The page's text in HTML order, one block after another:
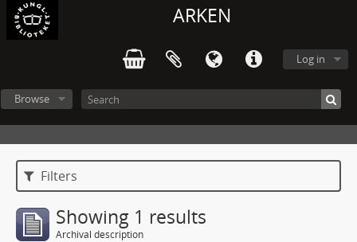
ARKEN
Log in
Browse
Filters
Showing 1 results
Archival description